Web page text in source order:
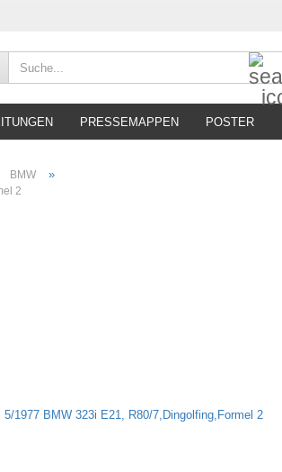
PRESSEMAPPEN POSTER
BMW »
2